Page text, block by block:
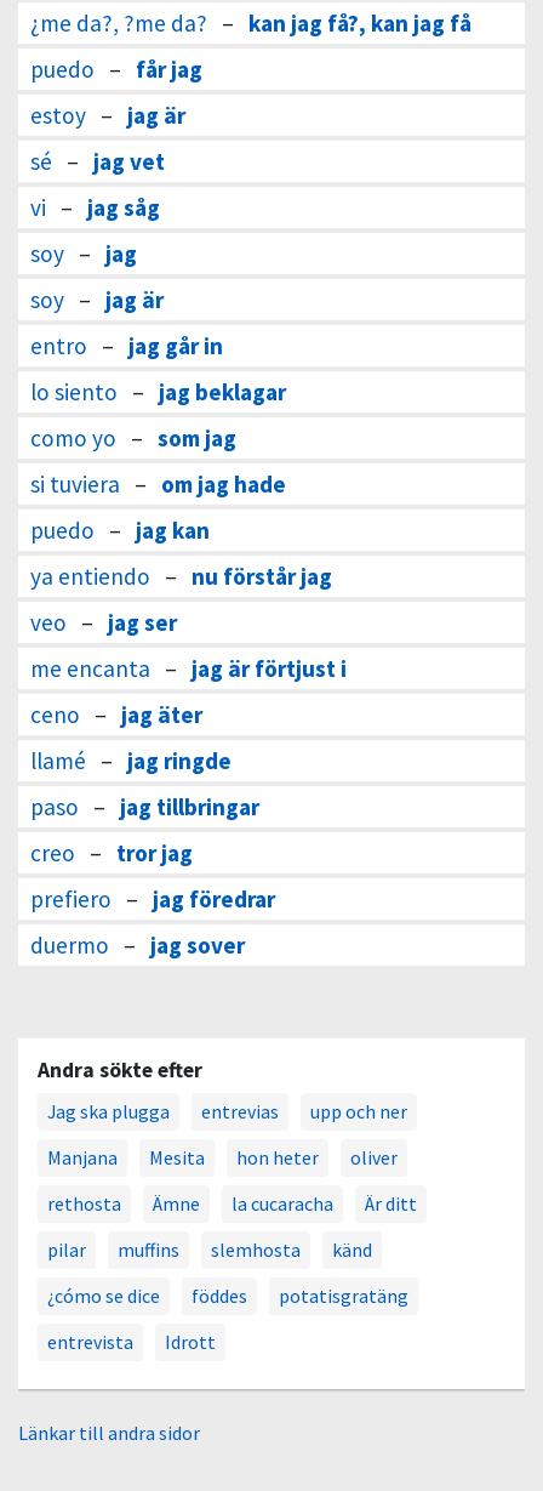
¿me da?, ?me da? – kan jag få?, kan jag få
puedo – får jag
estoy – jag är
sé – jag vet
vi – jag såg
soy – jag
soy – jag är
entro – jag går in
lo siento – jag beklagar
como yo – som jag
si tuviera – om jag hade
puedo – jag kan
ya entiendo – nu förstår jag
veo – jag ser
me encanta – jag är förtjust i
ceno – jag äter
llamé – jag ringde
paso – jag tillbringar
creo – tror jag
prefiero – jag föredrar
duermo – jag sover
Andra sökte efter
Jag ska plugga entrevias
upp och ner
Manjana
Mesita hon heter
oliver
rethosta
Ämne la cucaracha
Är ditt
pilar
muffins slemhosta
känd
¿cómo se dice
föddes
potatisgratäng
entrevista
Idrott
Länkar till andra sidor